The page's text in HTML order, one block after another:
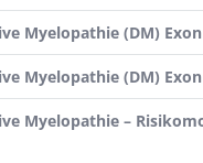
Myelopathie (DM) Exon
Myelopathie (DM)
Myelopathie –